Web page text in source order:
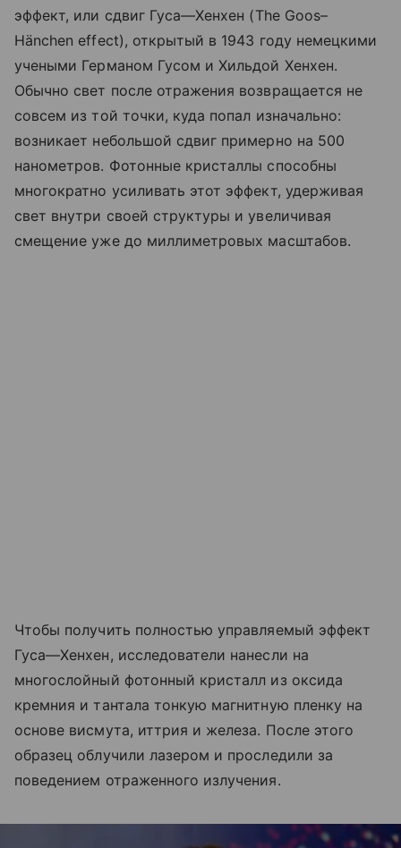
эффект, или сдвиг Гуса—Хенхен (The Goos–
Hänchen effect), открытый в 1943 году немецкими
учеными Германом Гусом и Хильдой Хенхен.
Обычно свет после отражения возвращается не
совсем из той точки, куда попал изначально:
возникает небольшой сдвиг примерно на 500
нанометров. Фотонные кристаллы способны
многократно усиливать этот эффект, удерживая
свет внутри своей структуры и увеличивая
смещение уже до миллиметровых масштабов.
Чтобы получить полностью управляемый эффект
Гуса—Хенхен, исследователи нанесли на
многослойный фотонный кристалл из оксида
кремния и тантала тонкую магнитную пленку на
основе висмута, иттрия и железа. После этого
образец облучили лазером и проследили за
поведением отраженного излучения.